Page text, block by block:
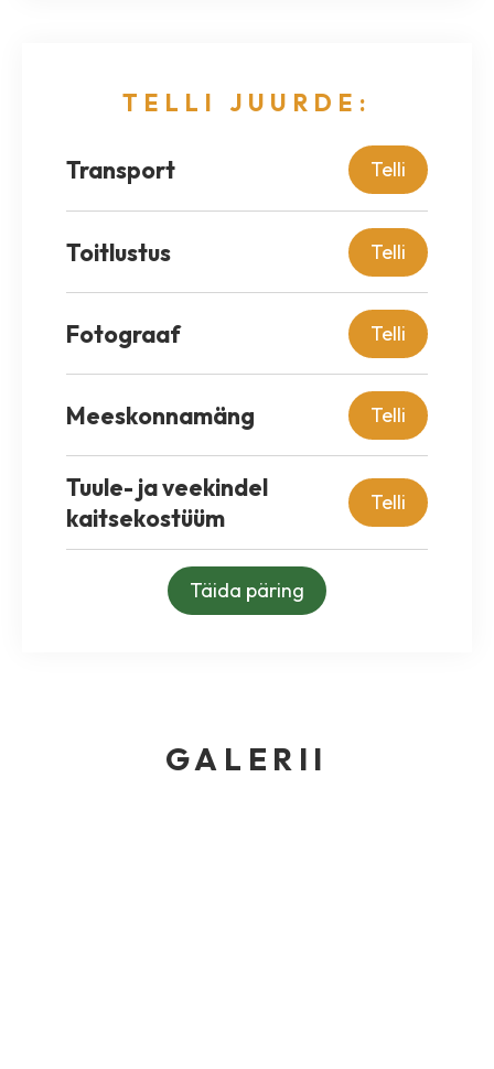
TELLI JUURDE:
Transport Telli
Toitlustus Telli
Fotograaf Telli
Meeskonnamäng Telli
Tuule- ja veekindel
kaitsekostüüm
Telli
Täida päring
GALERII